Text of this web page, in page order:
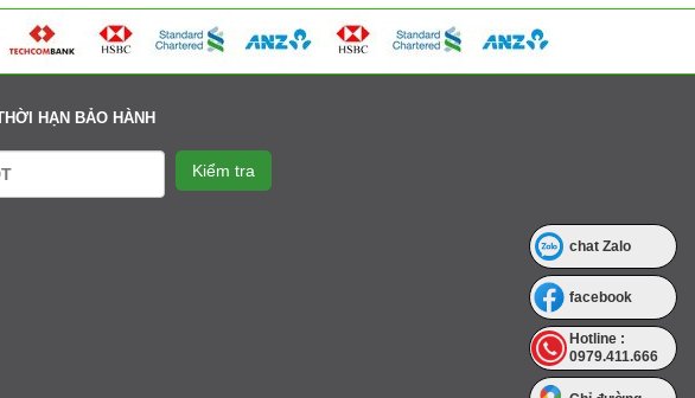
Xem bản đồ
chat Zalo
facebook
Hotline :
0979.411.666
HẠN BẢO HÀNH